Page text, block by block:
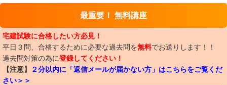
最重要！ 無料講座
宅建試験に合格したい方必見！
平日３問、合格するために必要な過去問を無料でお送りします！！
過去問対策の為に登録してください！
【注意】
２分以内に「返信メールが届かない方」はこちらをご覧くだ
さい＞＞